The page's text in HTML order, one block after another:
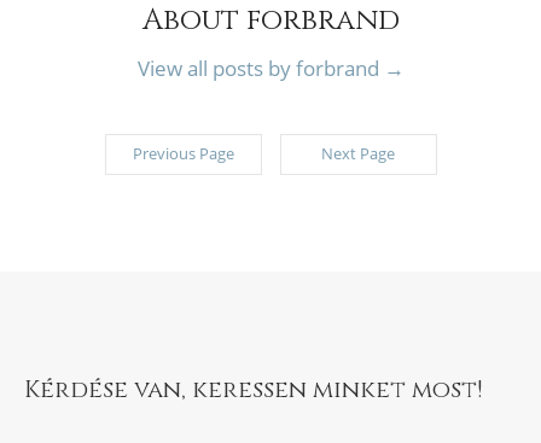
About forbrand
View all posts by forbrand →
Previous Page Next Page
Kérdése van, keressen minket most!